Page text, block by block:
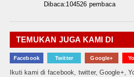
Dibaca:104526 pembaca
TEMUKAN JUGA KAMI DI
Facebook Twitter Google+
Ikuti kami di facebook, twitter, Google+,